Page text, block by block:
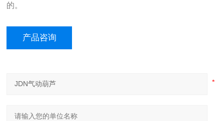
的。
产品咨询